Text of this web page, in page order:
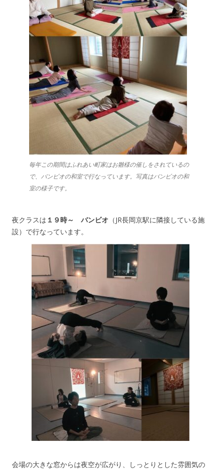
毎年この期間はふれあい町家はお雛様の催しをされているの
で、バンビオの和室で行なっています。写真はバンビオの和
室の様子です。
夜クラスは １９時～ バンビオ （JR長岡京駅に隣接している施
設）で行なっています。
会場の大きな窓からは夜空が広がり、しっとりとした雰囲気の